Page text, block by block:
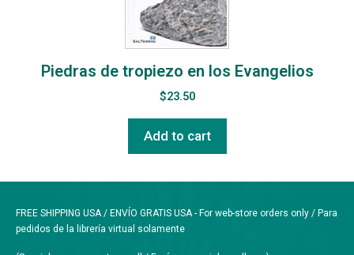
Piedras de tropiezo en los Evangelios
$23.50
Add to cart
FREE SHIPPING USA / ENVÍO GRATIS USA - For web-store orders only / Para
pedidos de la librería virtual solamente